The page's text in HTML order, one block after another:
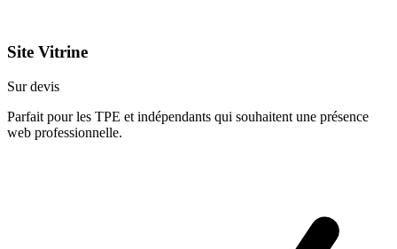
Site Vitrine
Sur devis
Parfait pour les TPE et indépendants qui souhaitent une présence
web professionnelle.